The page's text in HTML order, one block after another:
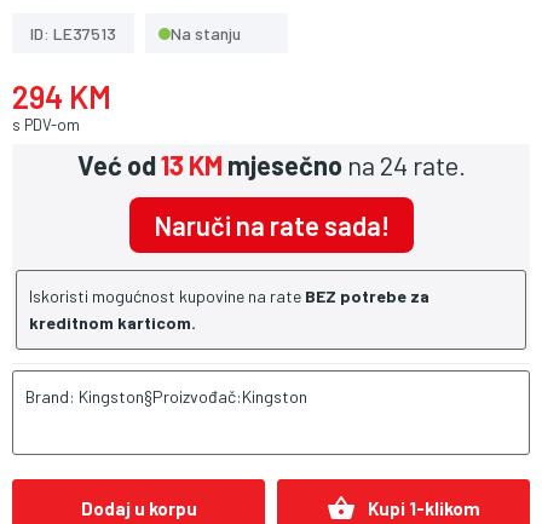
ID: LE37513 Na stanju
294 KM
s PDV-om
Već od13 KM mjesečno na 24 rate.
Naruči na rate sada!
Iskoristi mogućnost kupovine na rate BEZ potrebe za
kreditnom karticom.
Brand: Kingston§Proizvođač:Kingston
Dodaj u korpu shopping_basket Kupi 1-klikom